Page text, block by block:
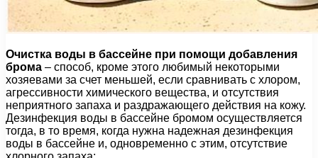
Очистка воды в бассейне при помощи добавления
брома – способ, кроме этого любимый некоторыми
хозяевами за счет меньшей, если сравнивать с хлором,
агрессивности химического вещества, и отсутствия
неприятного запаха и раздражающего действия на кожу.
Дезинфекция воды в бассейне бромом осуществляется
тогда, в то время, когда нужна надежная дезинфекция
воды в бассейне и, одновременно с этим, отсутствие